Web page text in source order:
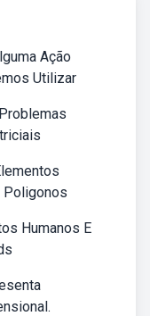
Ação
Utilizar
Poligonos
Humanos E